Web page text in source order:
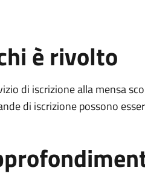
è rivolto
di iscrizione alla mensa
di iscrizione possono